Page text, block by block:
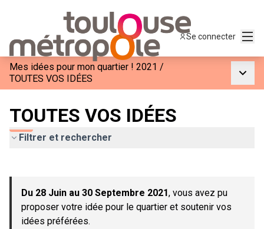
Se connecter
Mes idées pour mon quartier ! 2021 /
TOUTES VOS IDÉES
TOUTES VOS IDÉES
Filtrer et rechercher
−
Du 28 Juin au 30 Septembre 2021, vous avez pu
proposer votre idée pour le quartier et soutenir vos
idées préférées.